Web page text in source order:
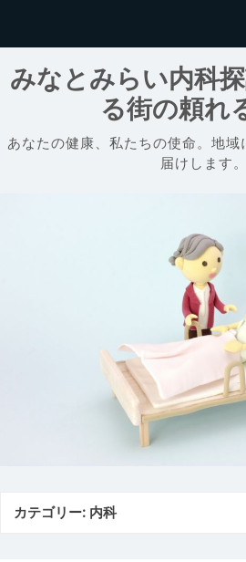
みなとみらい内科
る街の頼れ
あなたの健康、私たちの使命。地域
届けします。
カテゴリー: 内科